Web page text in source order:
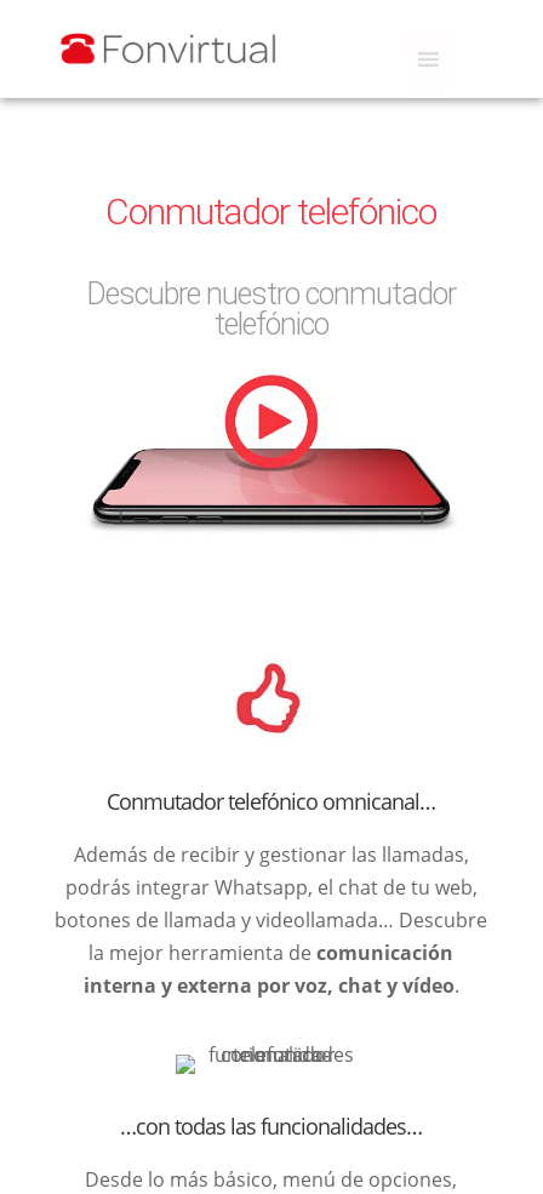
Conmutador telefónico
Descubre nuestro conmutador
telefónico
Conmutador telefónico omnicanal…
Además de recibir y gestionar las llamadas,
podrás integrar Whatsapp, el chat de tu web,
botones de llamada y videollamada… Descubre
la mejor herramienta decomunicación
interna y externa por voz, chat y vídeo.
…con todas las funcionalidades…
Desde lo más básico, menú de opciones,